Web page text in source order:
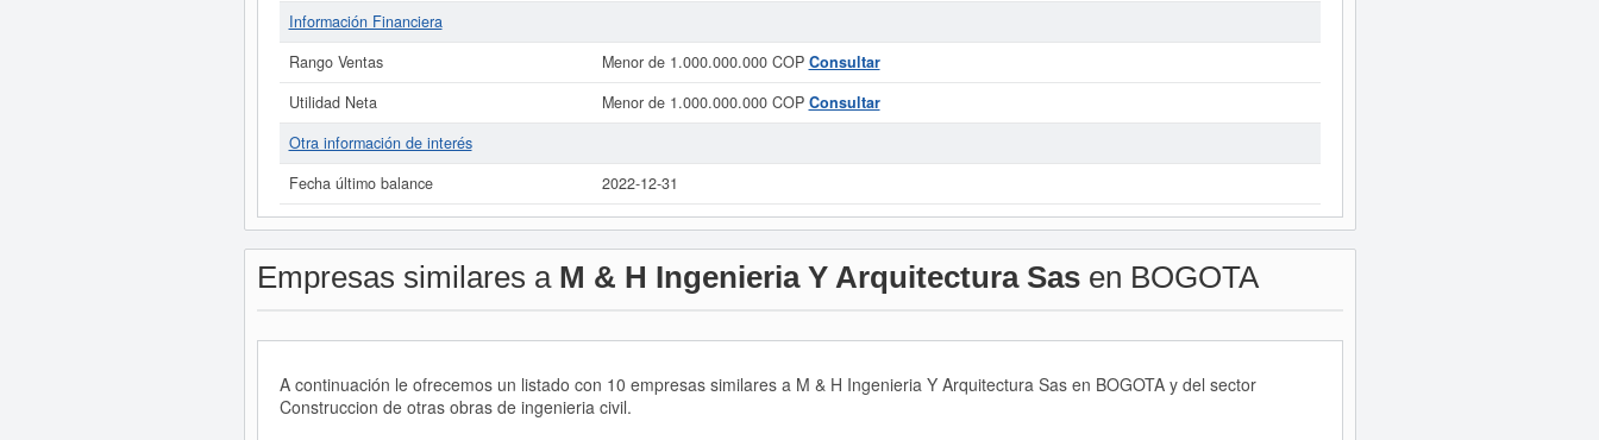
Información Financiera
Rango Ventas
Menor de 1.000.000.000 COP Consultar
Utilidad Neta
Menor de 1.000.000.000 COP Consultar
Otra información de interés
Fecha último balance
2022-12-31
Empresas similares a M & H Ingenieria Y Arquitectura Sasen BOGOTA
A continuación le ofrecemos un listado con 10 empresas similares a M & H Ingenieria Y Arquitectura Sas en BOGOTA y del sector
Construccion de otras obras de ingenieria civil.